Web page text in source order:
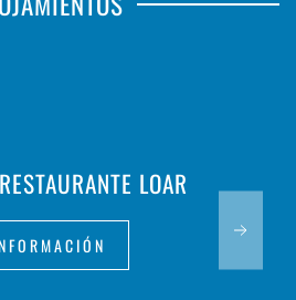
LOAR